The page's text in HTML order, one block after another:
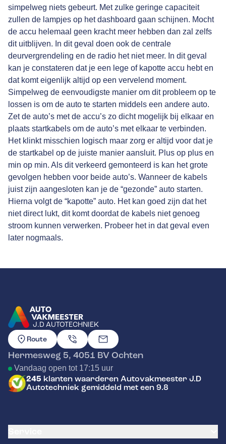
simpelweg niets gebeurt. Met zulke geringe capaciteit
zullen de lampjes op het dashboard gaan schijnen. Mocht
de accu helemaal geen kracht meer hebben dan zal zelfs
dit uitblijven. In dit geval doen ook de centrale
deurvergrendeling en de radio het niet meer. In dit geval
kan je constateren dat je een lege of kapotte accu hebt en
dat komt eigenlijk altijd op een vervelend moment.
Simpelweg de eenvoudigste manier om dit probleem op te
lossen is om de auto te starten middels een andere auto.
Zet de auto’s met de accu’s zo dicht mogelijk bij elkaar en
plaats startkabels om de auto’s met elkaar te verbinden.
Het klinkt misschien logisch maar zorg er altijd voor dat je
de startkabel op de juiste manier aansluit. Plus op plus en
min op min. Als dit verkeerd gemonteerd is kan het grote
gevolgen hebben voor beide auto’s. Wanneer de kabels
juist zijn aangesloten kan je de “gezonde” auto starten.
Hierna volgt de “kapotte” auto. Het kan goed zijn dat het
niet direct lukt, dit komt doordat de kabels niet genoeg
stroom kunnen verwerken. Probeer het in dat geval even
later nogmaals.
J.D AUTOTECHNIEK
GA NAAR DE HOMEPAGINA
Route
Hermesweg 5, 4051 BVOchten
Vandaag open tot 17:15 uur
245 klanten waarderen Autovakmeester J.D
Autotechniek gemiddeld met een 9.8